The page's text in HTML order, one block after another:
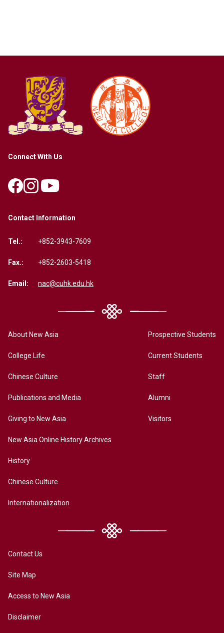
Connect With Us
Contact Information
Tel.: +852-3943-7609
Fax.: +852-2603-5418
Email: nac@cuhk.edu.hk
About New Asia
College Life
Chinese Culture
Publications and Media
Giving to New Asia
New Asia Online History Archives
History
Chinese Culture
Internationalization
Prospective Students
Current Students
Staff
Alumni
Visitors
Contact Us
Site Map
Access to New Asia
Disclaimer